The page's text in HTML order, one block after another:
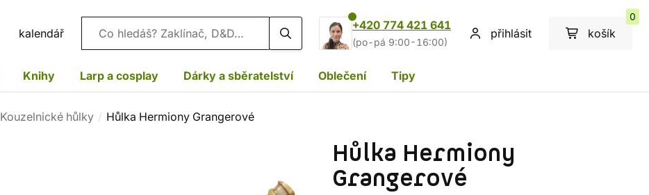
kalendář Vyhledávání
+420 774 421 641
(po-pá 9:00-16:00)
přihlásit košík
0
Knihy Larp a cosplay Dárky a sběratelství Oblečení Tipy
Kouzelnické hůlky Hůlka Hermiony Grangerové
Hůlka Hermiony
Grangerové